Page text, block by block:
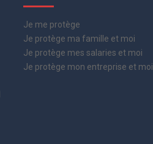
Je me protège
Je protège ma famille et moi
Je protège mes salaries et moi
Je protège mon entreprise et moi